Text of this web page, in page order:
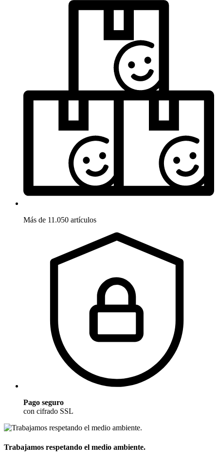
Más de 11.050 artículos
Pago seguro
con cifrado SSL
Trabajamos respetando el medio ambiente.